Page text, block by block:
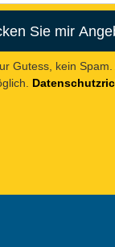
Sie mir
Gutess, kein Spam.